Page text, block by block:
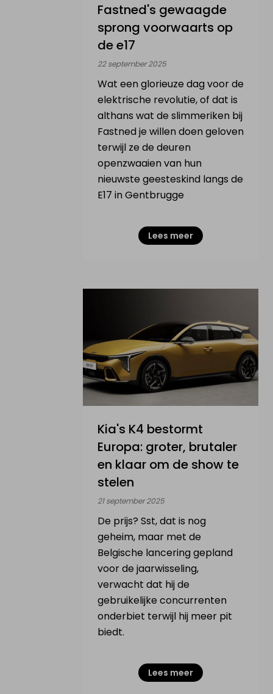
Fastned's gewaagde
sprong voorwaarts op
de e17
22 september 2025
Wat een glorieuze dag voor de
elektrische revolutie, of dat is
althans wat de slimmeriken bij
Fastned je willen doen geloven
terwijl ze de deuren
openzwaaien van hun
nieuwste geesteskind langs de
E17 in Gentbrugge
Lees meer
Kia's K4 bestormt
Europa: groter, brutaler
en klaar om de show te
stelen
21 september 2025
De prijs? Sst, dat is nog
geheim, maar met de
Belgische lancering gepland
voor de jaarwisseling,
verwacht dat hij de
gebruikelijke concurrenten
onderbiet terwijl hij meer pit
biedt.
Lees meer